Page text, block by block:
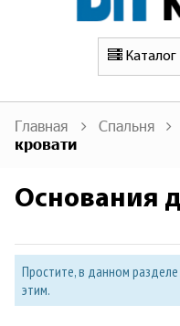
Каталог
Главная Спальня
кровати
Основания
Простите, в данном
этим.